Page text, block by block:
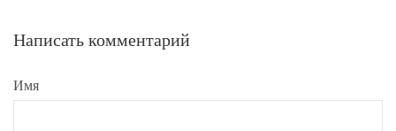
Написать комментарий
Имя